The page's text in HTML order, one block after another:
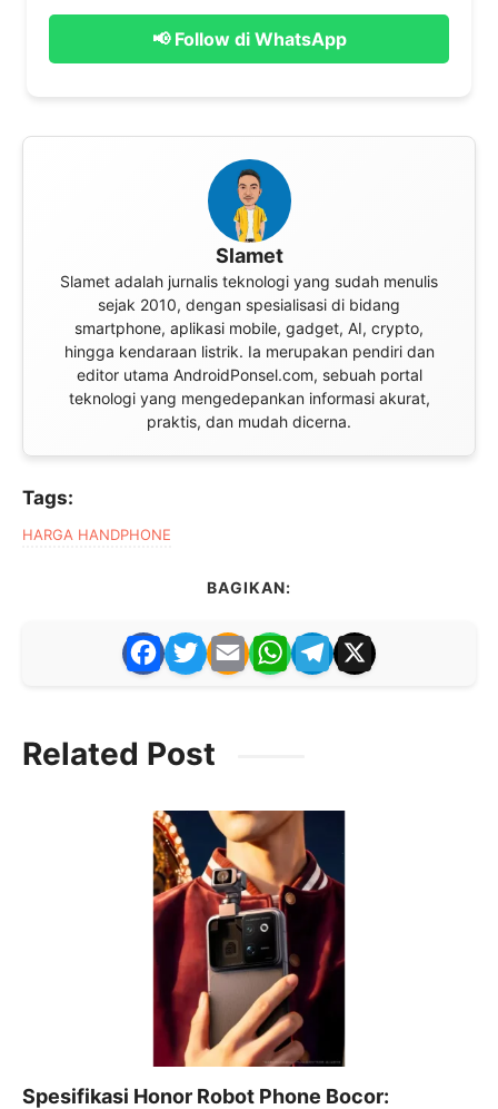
📢 Follow di WhatsApp
Slamet
Slamet adalah jurnalis teknologi yang sudah menulis
sejak 2010, dengan spesialisasi di bidang
smartphone, aplikasi mobile, gadget, AI, crypto,
hingga kendaraan listrik. Ia merupakan pendiri dan
editor utama AndroidPonsel.com, sebuah portal
teknologi yang mengedepankan informasi akurat,
praktis, dan mudah dicerna.
Tags:
HARGA HANDPHONE
BAGIKAN:
F
a
e
T
w
er
E
m
l
W
h
p
p
T
el
m
X
Related Post
Spesifikasi Honor Robot Phone Bocor: